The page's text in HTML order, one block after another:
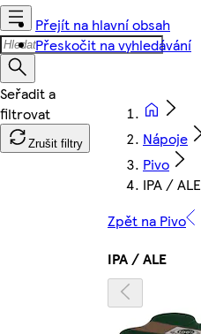
Přejít na hlavní obsah
Přeskočit na vyhledávání
Zrušit filtry
Nápoje
Pivo
IPA / ALE
Zpět na Pivo
IPA / ALE